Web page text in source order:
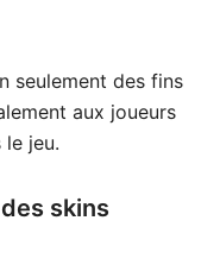
seulement des fins
aux joueurs
le jeu.
skins